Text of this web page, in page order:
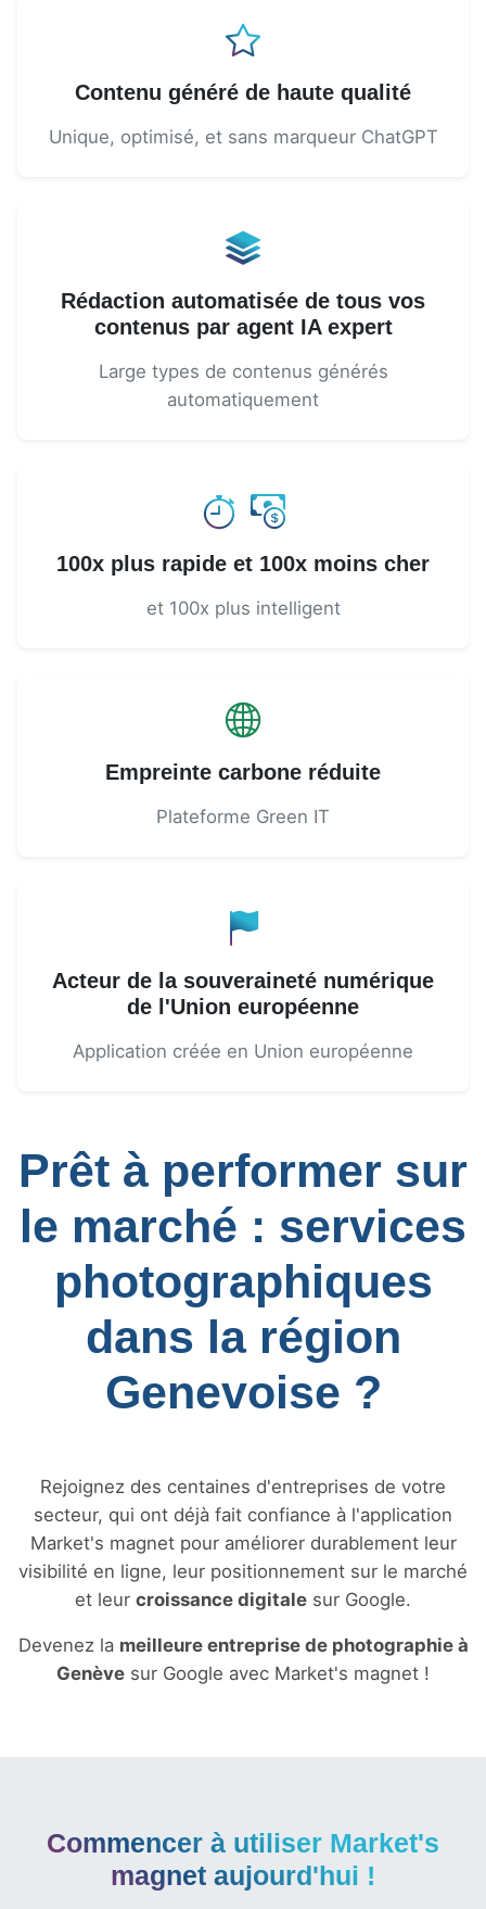
Contenu généré de haute qualité
Unique, optimisé, et sans marqueur ChatGPT
Rédaction automatisée de tous vos
contenus par agent IA expert
Large types de contenus générés
automatiquement
100x plus rapide et 100x moins cher
et 100x plus intelligent
Empreinte carbone réduite
Plateforme Green IT
Acteur de la souveraineté numérique
de l'Union européenne
Application créée en Union européenne
Prêt à performer sur
le marché : services
photographiques
dans la région
Genevoise ?
Rejoignez des centaines d'entreprises de votre
secteur, qui ont déjà fait confiance à l'application
Market's magnet pour améliorer durablement leur
visibilité en ligne, leur positionnement sur le marché
et leur croissance digitale sur Google.
Devenez la meilleure entreprise de photographie à
Genève sur Google avec Market's magnet !
Commencer à utiliser Market's
magnet aujourd'hui !